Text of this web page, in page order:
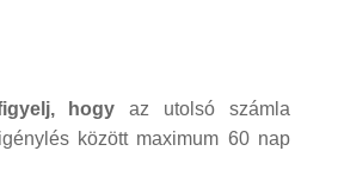
hogy az utolsó számla
között maximum 60 nap